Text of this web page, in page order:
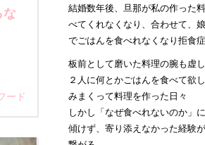
ード
結婚数年後、旦那が私の作った
べてくれなくなり、合わせて、
でごはんを食べれなくなり拒食
板前として磨いた料理の腕も虚
２人に何とかごはんを食べて欲
みまくって料理を作った日々
しかし「なぜ食べれないのか」
傾けず、寄り添えなかった経験